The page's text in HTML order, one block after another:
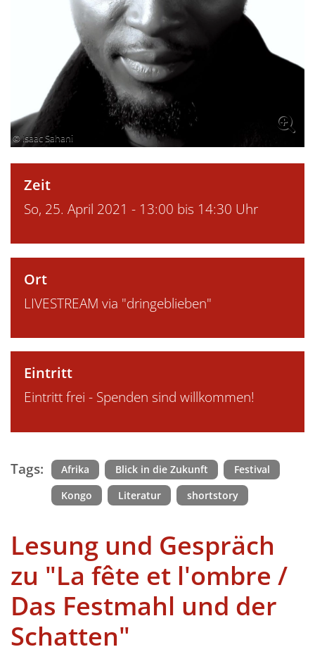
© Isaac Sahani
Zeit
So, 25. April 2021 - 13:00 bis 14:30 Uhr
Ort
LIVESTREAM via "dringeblieben"
Eintritt
Eintritt frei - Spenden sind willkommen!
Tags: Afrika Blick in die Zukunft
Festival
Kongo
Literatur shortstory
Lesung und Gespräch
zu "La fête et l'ombre /
Das Festmahl und der
Schatten"